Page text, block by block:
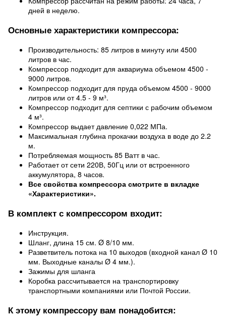
дней в неделю.
Основные характеристики компрессора:
Производительность: 85 литров в минуту или 4500
литров в час.
Компрессор подходит для аквариума объемом 4500 -
9000 литров.
Компрессор подходит для пруда объемом 4500 - 9000
литров или от 4.5 - 9 м³.
Компрессор подходит для септики с рабочим объемом
4 м³.
Компрессор выдает давление 0,022 МПа.
Максимальная глубина прокачки воздуха в воде до 2.2
м.
Потребляемая мощность 85 Ватт в час.
Работает от сети 220В, 50Гц или от встроенного
аккумулятора, 8 часов.
Все свойства компрессора смотрите в вкладке
«Характеристики».
В комплект с компрессором входит:
Инструкция.
Шланг, длина 15 см. Ø 8/10 мм.
Разветвитель потока на 10 выходов (входной канал Ø 10
мм. Выходные каналы Ø 4 мм.).
Зажимы для шланга
Коробка рассчитывается на транспортировку
транспортными компаниями или Почтой России.
К этому компрессору вам понадобится: